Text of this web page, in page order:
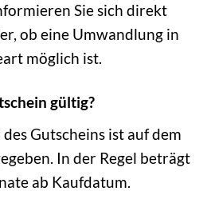
Sie sich direkt
ob eine Umwandlung in
möglich ist.
gültig?
Gutscheins ist auf dem
In der Regel beträgt
ab Kaufdatum.